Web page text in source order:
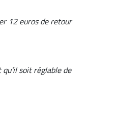
12 euros de retour
soit réglable de